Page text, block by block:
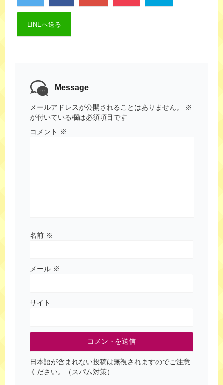
LINEへ送る
Message
メールアドレスが公開されることはありません。
※
が付いている欄は必須項目です
コメント ※
名前 ※
メール ※
サイト
日本語が含まれない投稿は無視されますのでご注意
ください。（スパム対策）